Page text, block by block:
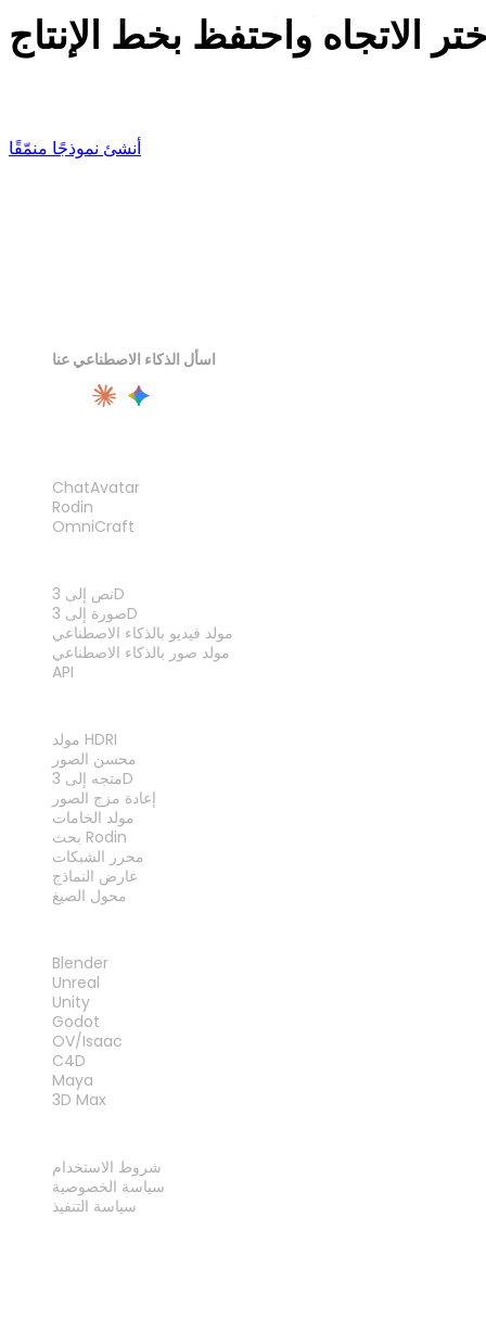
الاتجاه واحتفظ بخط الإنتاج
أنشئ نموذجًا منمّقًا
اسأل الذكاء الاصطناعي عنا
ChatAvatar
Rodin
OmniCraft
نص إلى 3D
صورة إلى 3D
مولد فيديو بالذكاء الاصطناعي
مولد صور بالذكاء الاصطناعي
API
مولد HDRI
محسن الصور
متجه إلى 3D
إعادة مزج الصور
مولد الخامات
بحث Rodin
محرر الشبكات
عارض النماذج
محول الصيغ
Blender
Unreal
Unity
Godot
OV/Isaac
C4D
Maya
3D Max
شروط الاستخدام
سياسة الخصوصية
سياسة التنفيذ